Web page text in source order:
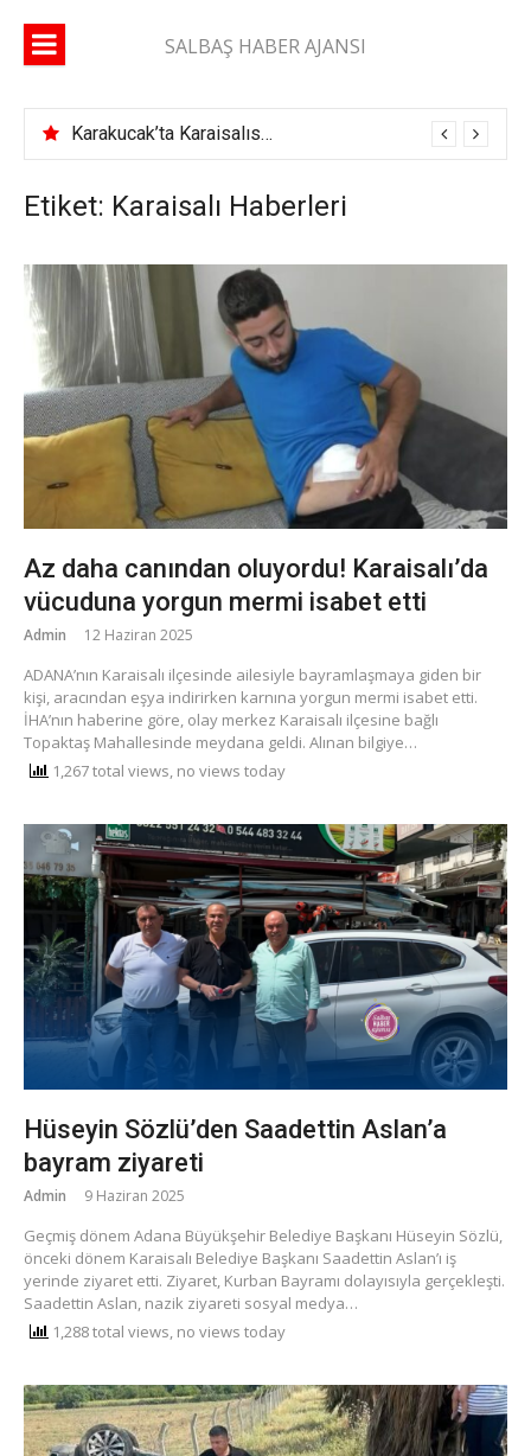
SALBAŞ HABER AJANSI
Karakucak’ta Karaisalıspor fırtınası
Etiket: Karaisalı Haberleri
Az daha canından oluyordu! Karaisalı’da
vücuduna yorgun mermi isabet etti
Admin 12 Haziran 2025
ADANA’nın Karaisalı ilçesinde ailesiyle bayramlaşmaya giden bir
kişi, aracından eşya indirirken karnına yorgun mermi isabet etti.
İHA’nın haberine göre, olay merkez Karaisalı ilçesine bağlı
Topaktaş Mahallesinde meydana geldi. Alınan bilgiye…
1,267 total views, no views today
Hüseyin Sözlü’den Saadettin Aslan’a
bayram ziyareti
Admin 9 Haziran 2025
Geçmiş dönem Adana Büyükşehir Belediye Başkanı Hüseyin Sözlü,
önceki dönem Karaisalı Belediye Başkanı Saadettin Aslan’ı iş
yerinde ziyaret etti. Ziyaret, Kurban Bayramı dolayısıyla gerçekleşti.
Saadettin Aslan, nazik ziyareti sosyal medya…
1,288 total views, no views today